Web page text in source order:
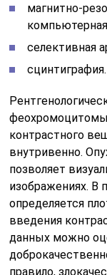
магнитно-
селективная
сцинтиграфия.
контрастного
внутривенно.
позволяет
изображениях. В
определяется
введения
данных можно
правило,